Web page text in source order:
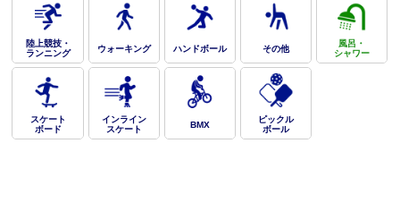
陸上競技・
ランニング
ウォーキング ハンドボール その他
風呂・
シャワー
スケート
ボード
インライン
スケート
BMX
ピックル
ボール